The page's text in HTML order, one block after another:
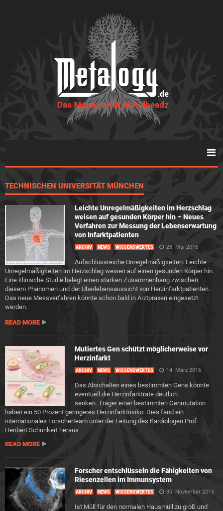
TECHNISCHEN UNIVERSITÄT MÜNCHEN
Leichte Unregelmäßigkeiten im Herzschlag
weisen auf gesunden Körper hin – Neues
Verfahren zur Messung der Lebenserwartung
von Infarktpatienten
ARCHIV NEWS WISSENSWERTES 28. Mai 2016
Aufschlussreiche Unregelmäßigkeiten: Leichte
Unregelmäßigkeiten im Herzschlag weisen auf einen gesunden Körper hin.
Eine klinische Studie belegt einen starken Zusammenhang zwischen
diesem Phänomen und der Überlebensaussicht von Herzinfarktpatienten.
Das neue Messverfahren könnte schon bald in Arztpraxen eingesetzt
werden.
READ MORE
Mutiertes Gen schützt möglicherweise vor
Herzinfarkt
ARCHIV NEWS WISSENSWERTES 14. März 2016
Das Abschalten eines bestimmten Gens könnte
eventuell die Herzinfarktrate deutlich
senken. Träger einer bestimmten Genmutation
haben ein 50 Prozent geringeres Herzinfarktrisiko. Dies fand ein
internationales Forscherteam unter der Leitung des Kardiologen Prof.
Heribert Schunkert heraus
READ MORE
Forscher entschlüsseln die Fähigkeiten von
Riesenzellen im Immunsystem
ARCHIV NEWS WISSENSWERTES 30. November 2015
Ist Müll für den normalen Hausmüll zu groß und